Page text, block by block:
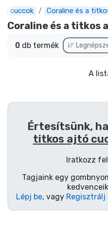
cuccok Coraline és a
Coraline és a titkos
0 db termék
A
Értesítsünk,
titkos ajtó
Iratkozz
Tagjaink egy
Lépj be, vagy Regisztrálj
Express szállítás
Előrendelhető
Outlet cuccok
Sorozatos cuccok
Mesés cuccok
Animés cuccok